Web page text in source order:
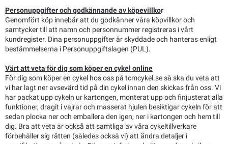
Personuppgifter och godkännande av köpevillkor
Genomfört köp innebär att du godkänner våra köpvillkor och
samtycker till att namn och personnummer registreras i vårt
kundregister. Dina personuppgifter är skyddade och hanteras enligt
bestämmelserna i Personuppgiftslagen (PUL).
Värt att veta för dig som köper en cykel online
För dig som köper en cykel hos oss på tcmcykel.se så ska du veta att
vi har lagt ner avsevärd tid på din cykel innan den skickas från oss. Vi
har packat upp cykeln ur kartongen, monterat upp och finjusterat alla
funktioner, dragit i vajrar och masserat hjulen besiktigar cykeln för att
sedan plocka ner och emballera den igen, ner i kartongen och hem till
dig. Bra att veta är också att samtliga av våra cykeltillverkare
förbehåller sig rätten (således också vi) att ändra detaljer i